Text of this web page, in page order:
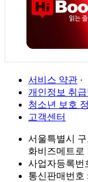
서비스 약관 ·
개인정보 취급
청소년 보호
고객센터
서울특별시
화비즈메트로
사업자등록번
통신판매번호